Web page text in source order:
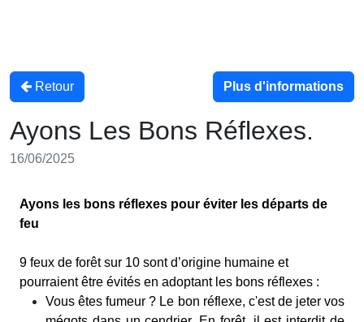
Retour Plus d'informations
Ayons Les Bons Réflexes.
16/06/2025
Ayons les bons réflexes pour éviter les départs de
feu
9 feux de forêt sur 10 sont d’origine humaine et
pourraient être évités en adoptant les bons réflexes :
Vous êtes fumeur ? Le bon réflexe, c'est de jeter vos